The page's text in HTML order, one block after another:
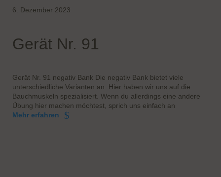
6. Dezember 2023
Gerät Nr. 91
Gerät Nr. 91 negativ Bank Die negativ Bank bietet viele
unterschiedliche Varianten an. Hier haben wir uns auf die
Bauchmuskeln spezialisiert. Wenn du allerdings eine andere
Übung hier machen möchtest, sprich uns einfach an
Mehr erfahren